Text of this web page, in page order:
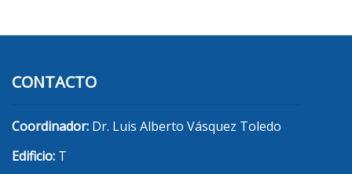
CONTACTO
Coordinador: Dr. Luis Alberto Vásquez Toledo
Edificio: T